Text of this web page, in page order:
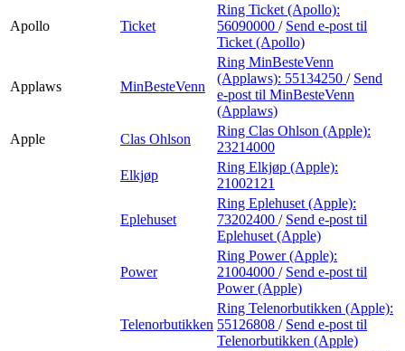
Apollo Ticket
Ring Ticket (Apollo):
56090000 / Send e-post til
Ticket (Apollo)
Applaws MinBesteVenn
Ring MinBesteVenn
(Applaws): 55134250 / Send
e-post til MinBesteVenn
(Applaws)
Apple
Clas Ohlson
Ring Clas Ohlson (Apple):
23214000
Elkjøp
Ring Elkjøp (Apple):
21002121
Eplehuset
Ring Eplehuset (Apple):
73202400 / Send e-post til
Eplehuset (Apple)
Power
Ring Power (Apple):
21004000 / Send e-post til
Power (Apple)
Telenorbutikken
Ring Telenorbutikken (Apple):
55126808 / Send e-post til
Telenorbutikken (Apple)